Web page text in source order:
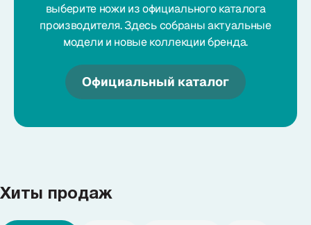
выберите ножи из официального каталога
производителя. Здесь собраны актуальные
модели и новые коллекции бренда.
Официальный каталог
Хиты продаж